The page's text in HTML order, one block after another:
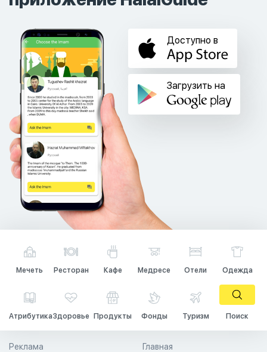
Доступно в
Загрузить на
Мечеть Ресторан Кафе Медресе Отели Одежда
АтрибутикаЗдоровье Продукты Фонды Туризм Поиск
Главная
Реклама